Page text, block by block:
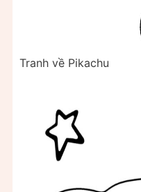
Tranh về Pikachu